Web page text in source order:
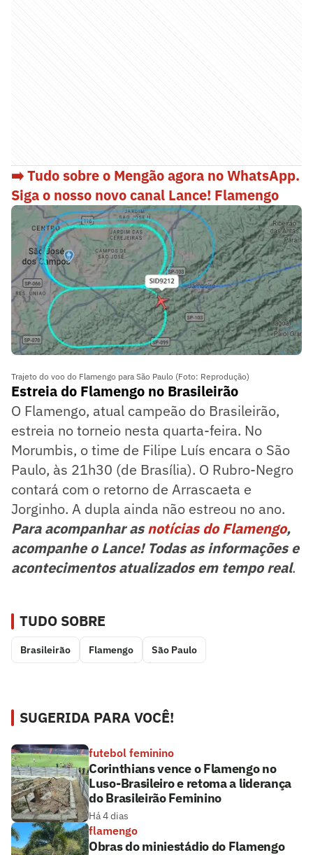
➡️ Tudo sobre o Mengão agora no WhatsApp.
Siga o nosso novo canal Lance! Flamengo
Trajeto do voo do Flamengo para São Paulo (Foto: Reprodução)
Estreia do Flamengo no Brasileirão
O Flamengo, atual campeão do Brasileirão,
estreia no torneio nesta quarta-feira. No
Morumbis, o time de Filipe Luís encara o São
Paulo, às 21h30 (de Brasília). O Rubro-Negro
contará com o retorno de Arrascaeta e
Jorginho. A dupla ainda não estreou no ano.
Para acompanhar asnotícias do Flamengo,
acompanhe o Lance! Todas as informações e
acontecimentos atualizados em tempo real.
TUDO SOBRE
Brasileirão Flamengo São Paulo
SUGERIDA PARA VOCÊ!
futebol feminino
Corinthians vence o Flamengo no
Luso-Brasileiro e retoma a liderança
do Brasileirão Feminino
Há 4 dias
flamengo
Obras do miniestádio do Flamengo